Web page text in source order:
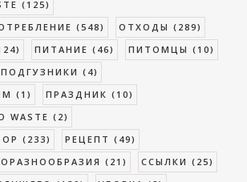
(125)
(548) ОТХОДЫ (289)
ПИТАНИЕ (46) ПИТОМЦЫ (10)
ПОДГУЗНИКИ (4)
(1) ПРАЗДНИК (10)
WASTE (2)
(233) РЕЦЕПТ (49)
(21) ССЫЛКИ (25)